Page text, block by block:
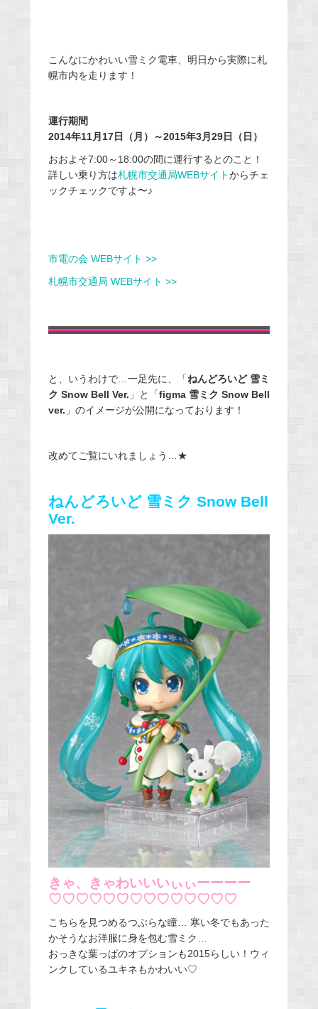
こんなにかわいい雪ミク電車、明日から実際に札
幌市内を走ります！
運行期間
2014年11月17日（月）～2015年3月29日（日）
おおよそ7:00～18:00の間に運行するとのこと！
詳しい乗り方は札幌市交通局WEBサイトからチェ
ックチェックですよ〜♪
市電の会 WEBサイト >>
札幌市交通局 WEBサイト >>
と、いうわけで…一足先に、「ねんどろいど 雪ミ
ク Snow Bell Ver. 」と「figma 雪ミク Snow Bell
ver. 」のイメージが公開になっております！
改めてご覧にいれましょう…★
ねんどろいど 雪ミク Snow Bell
Ver.
きゃ、きゃわいいいぃぃーーーー
♡♡♡♡♡♡♡♡♡♡♡♡♡♡
こちらを見つめるつぶらな瞳… 寒い冬でもあった
かそうなお洋服に身を包む雪ミク…
おっきな葉っぱのオプションも2015らしい！ウィ
ンクしているユキネもかわいい♡